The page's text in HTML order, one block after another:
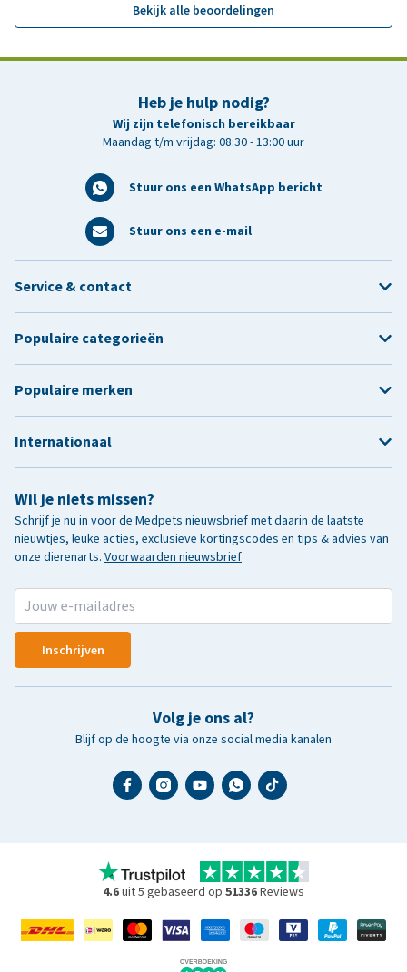
Bekijk alle beoordelingen
Heb je hulp nodig?
Wij zijn telefonisch bereikbaar
Maandag t/m vrijdag: 08:30 - 13:00 uur
Stuur ons een WhatsApp bericht
Stuur ons een e-mail
Wil je niets missen?
Schrijf je nu in voor de Medpets nieuwsbrief met daarin de laatste
nieuwtjes, leuke acties, exclusieve kortingscodes en tips & advies van
onze dierenarts. Voorwaarden nieuwsbrief
Inschrijven
Volg je ons al?
Blijf op de hoogte via onze social media kanalen
Service & contact
Populaire categorieën
Populaire merken
Internationaal
4.6uit 5 gebaseerd op 51336Reviews